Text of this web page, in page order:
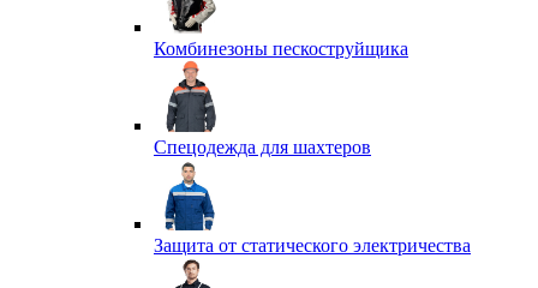
Комбинезоны пескоструйщика
Спецодежда для шахтеров
Защита от статического электричества